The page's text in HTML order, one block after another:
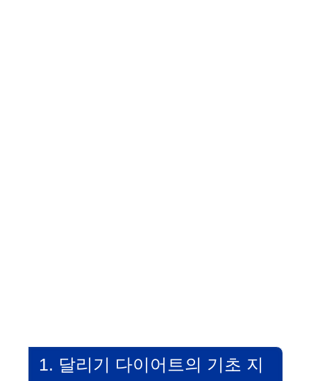
1. 달리기 다이어트의 기초 지